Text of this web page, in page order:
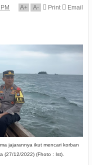
A+ A- Print
Email
jajarannya ikut mencari korban
(27/12/2022) (Fhoto : Ist).